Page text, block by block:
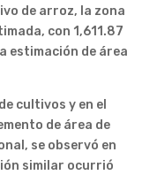
de arroz, la zona
con 1,611.87
estimación de área
cultivos y en el
de área de
se observó en
similar ocurrió